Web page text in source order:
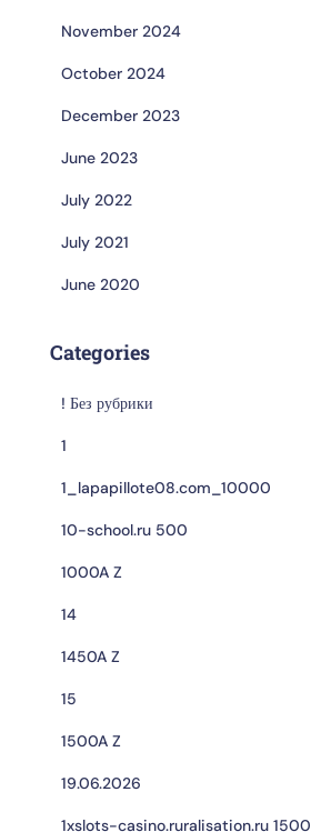
November 2024
October 2024
December 2023
June 2023
July 2022
July 2021
June 2020
Categories
! Без рубрики
1
1_lapapillote08.com_10000
10-school.ru 500
1000A Z
14
1450A Z
15
1500A Z
19.06.2026
1xslots-casino.ruralisation.ru 1500